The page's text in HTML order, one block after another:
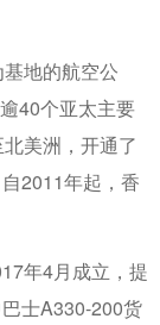
地的航空公
40个亚太主要
美洲，开通了
2011年起，香
年4月成立，提
士A330-200货